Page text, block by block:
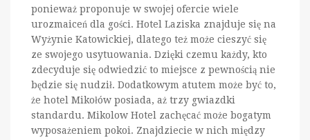
ponieważ proponuje w swojej ofercie wiele
urozmaiceń dla gości. Hotel Laziska znajduje się na
Wyżynie Katowickiej, dlatego też może cieszyć się
ze swojego usytuowania. Dzięki czemu każdy, kto
zdecyduje się odwiedzić to miejsce z pewnością nie
będzie się nudził. Dodatkowym atutem może być to,
że hotel Mikołów posiada, aż trzy gwiazdki
standardu. Mikolow Hotel zachęcać może bogatym
wyposażeniem pokoi. Znajdziecie w nich między